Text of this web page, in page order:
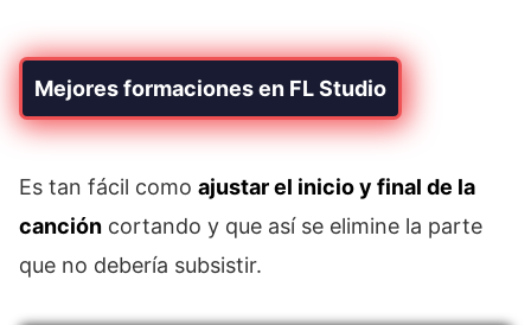
Mejores formaciones en FL Studio
Es tan fácil como ajustar el inicio y final de la
canción cortando y que así se elimine la parte
que no debería subsistir.